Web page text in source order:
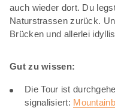
auch wieder dort. Du
Naturstrassen zurück.
Brücken und allerlei
Gut zu wissen:
Die Tour ist
signalisiert: